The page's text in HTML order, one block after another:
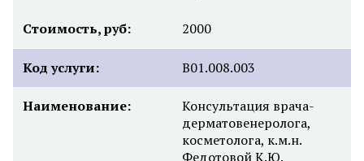
Стоимость, руб: 2000
Код услуги: B01.008.003
Наименование:
Консультация врача-
дерматовенеролога,
косметолога, к.м.н.
Федотовой К.Ю.